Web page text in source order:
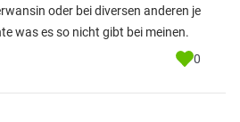
oder bei diversen anderen je
was es so nicht gibt bei meinen.
0